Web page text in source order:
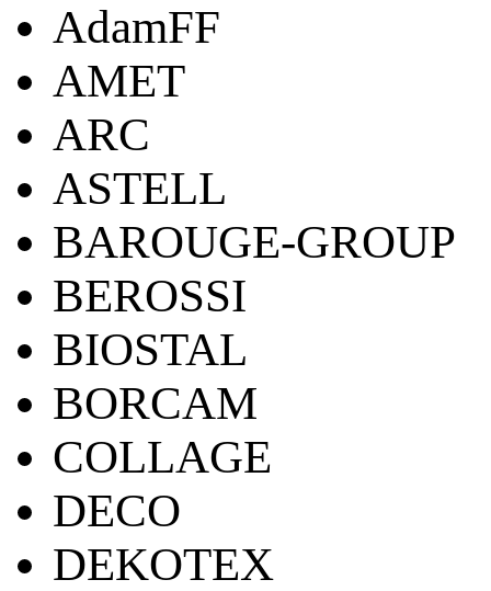
AdamFF
AMET
ARC
ASTELL
BAROUGE-GROUP
BEROSSI
BIOSTAL
BORCAM
COLLAGE
DECO
DEKOTEX